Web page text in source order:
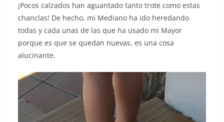
¡Pocos calzados han aguantado tanto trote como estas
chanclas! De hecho, mi Mediano ha ido heredando
todas y cada unas de las que ha usado mi Mayor
porque es que se quedan nuevas, es una cosa
alucinante.